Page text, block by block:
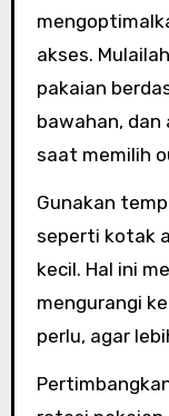
akses.
pakaian
bawahan, dan
saat memilih
Gunakan
seperti kotak
kecil. Hal ini
mengurangi
perlu, agar